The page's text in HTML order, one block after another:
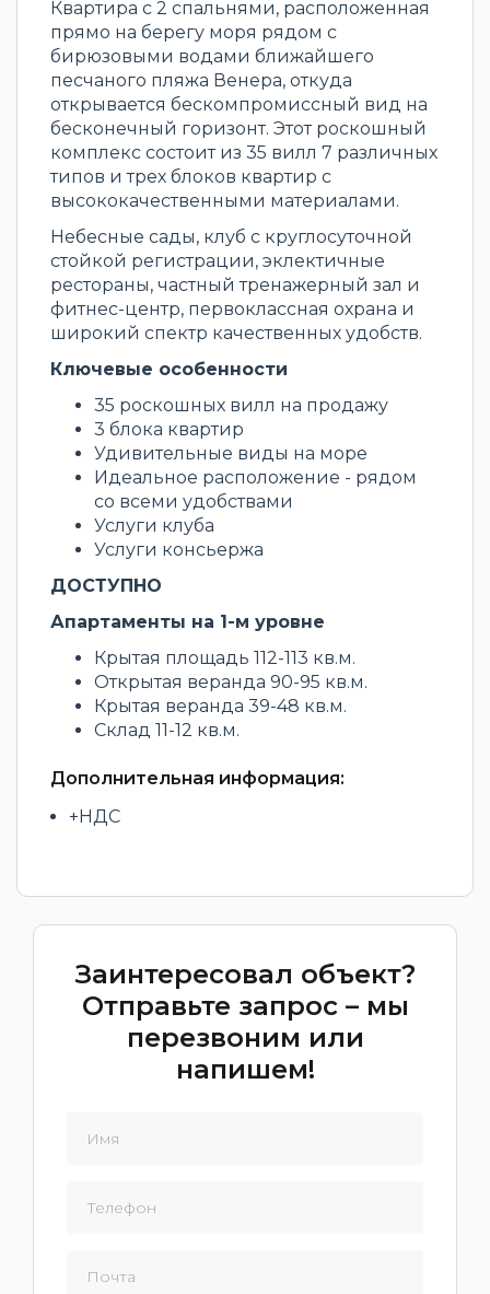
Квартира с 2 спальнями, расположенная
прямо на берегу моря рядом с
бирюзовыми водами ближайшего
песчаного пляжа Венера, откуда
открывается бескомпромиссный вид на
бесконечный горизонт. Этот роскошный
комплекс состоит из 35 вилл 7 различных
типов и трех блоков квартир с
высококачественными материалами.
Небесные сады, клуб с круглосуточной
стойкой регистрации, эклектичные
рестораны, частный тренажерный зал и
фитнес-центр, первоклассная охрана и
широкий спектр качественных удобств.
Ключевые особенности
35 роскошных вилл на продажу
3 блока квартир
Удивительные виды на море
Идеальное расположение - рядом
со всеми удобствами
Услуги клуба
Услуги консьержа
ДОСТУПНО
Апартаменты на 1-м уровне
Крытая площадь 112-113 кв.м.
Открытая веранда 90-95 кв.м.
Крытая веранда 39-48 кв.м.
Склад 11-12 кв.м.
Дополнительная информация:
+НДС
Заинтересовал объект?
Отправьте запрос – мы
перезвоним или
напишем!